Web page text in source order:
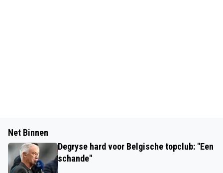
Net Binnen
Degryse hard voor Belgische topclub: "Een
schande"